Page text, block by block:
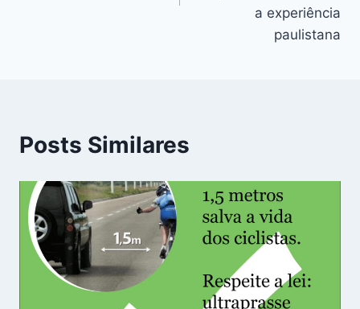
a experiência
paulistana
Posts Similares